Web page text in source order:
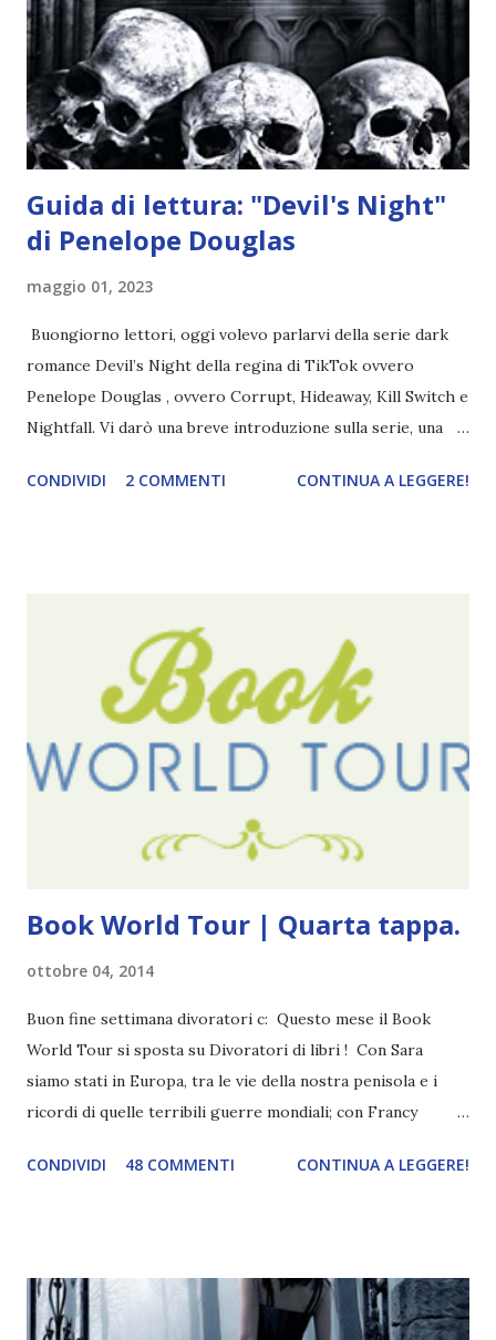
Rafael. A quelle parole, Haniel seguito da altri ibridi, si reca
nell'appartamento, senza risultati. Infine cercano nella
chiesetta. Lì trovano Rafael alle prese con gli angeli puri,
ma questa volta ...
Guida di lettura: "Devil's Night"
di Penelope Douglas
maggio 01, 2023
Buongiorno lettori, oggi volevo parlarvi della serie dark
romance Devil’s Night della regina di TikTok ovvero
Penelope Douglas , ovvero Corrupt, Hideaway, Kill Switch e
Nightfall. Vi darò una breve introduzione sulla serie, una
e anche un breve commento sui libri singoli. I libri sono in
Pagine: 448 Editore: Newton Compton Editori
Pubblicazione: 10 Gennaio 2023 Traduttore: Laura Lancini
Trama: “Si chiama Michael Crist. È il fratello maggiore del
mio ragazzo ed è come quei film dell'orrore che guardi
coprendoti gli occhi. È bellissimo, forte, e assolutamente
visto, l'ho sentito. Le cose che ha fatto, i misfatti ch...
CONDIVIDI 2 COMMENTI CONTINUA A LEGGERE!
Book World Tour | Quarta tappa.
ottobre 04, 2014
Buon fine settimana divoratori c: Questo mese il Book
World Tour si sposta su Divoratori di libri ! Con Sara
siamo stati in Europa, tra le vie della nostra penisola e i
ricordi di quelle terribili guerre mondiali; con Francy
abbiamo vagato nella savana. Ora preparate le valigie che si
obiettivi! OBIETTIVI Iniziamo con un obiettivo facile facile:
un libro ambientato in Australia . Mare, mare, mare !
CONDIVIDI 48 COMMENTI CONTINUA A LEGGERE!